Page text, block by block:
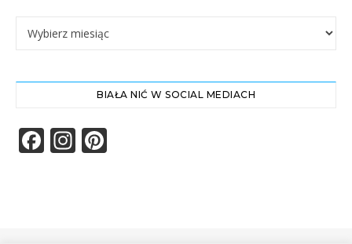
Archiwa
BIAŁA NIĆ W SOCIAL MEDIACH
Facebook
Instagram